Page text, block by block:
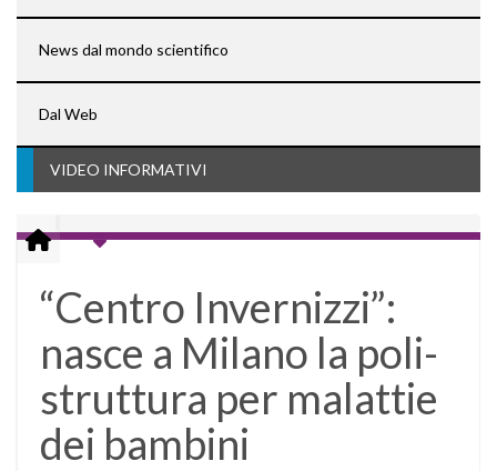
News dal mondo scientifico
Dal Web
VIDEO INFORMATIVI
“Centro Invernizzi”:
nasce a Milano la poli-
struttura per malattie
dei bambini